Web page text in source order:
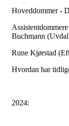
Hoveddommer -
Buchmann
Rune Kjørstad
Hvordan har
2024: